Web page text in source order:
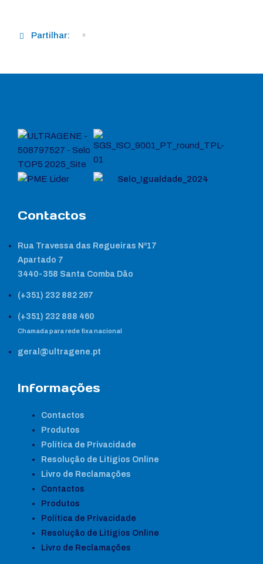
Partilhar:
Contactos
Rua Travessa das Regueiras Nº17
Apartado 7
3440-358 Santa Comba Dão
(+351) 232 882 267
(+351) 232 888 460
Chamada para rede fixa nacional
geral@ultragene.pt
Informações
Contactos
Produtos
Política de Privacidade
Resolução de Litígios Online
Livro de Reclamações
Contactos
Produtos
Política de Privacidade
Resolução de Litígios Online
Livro de Reclamações